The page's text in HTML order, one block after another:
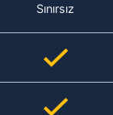
Sınırsız